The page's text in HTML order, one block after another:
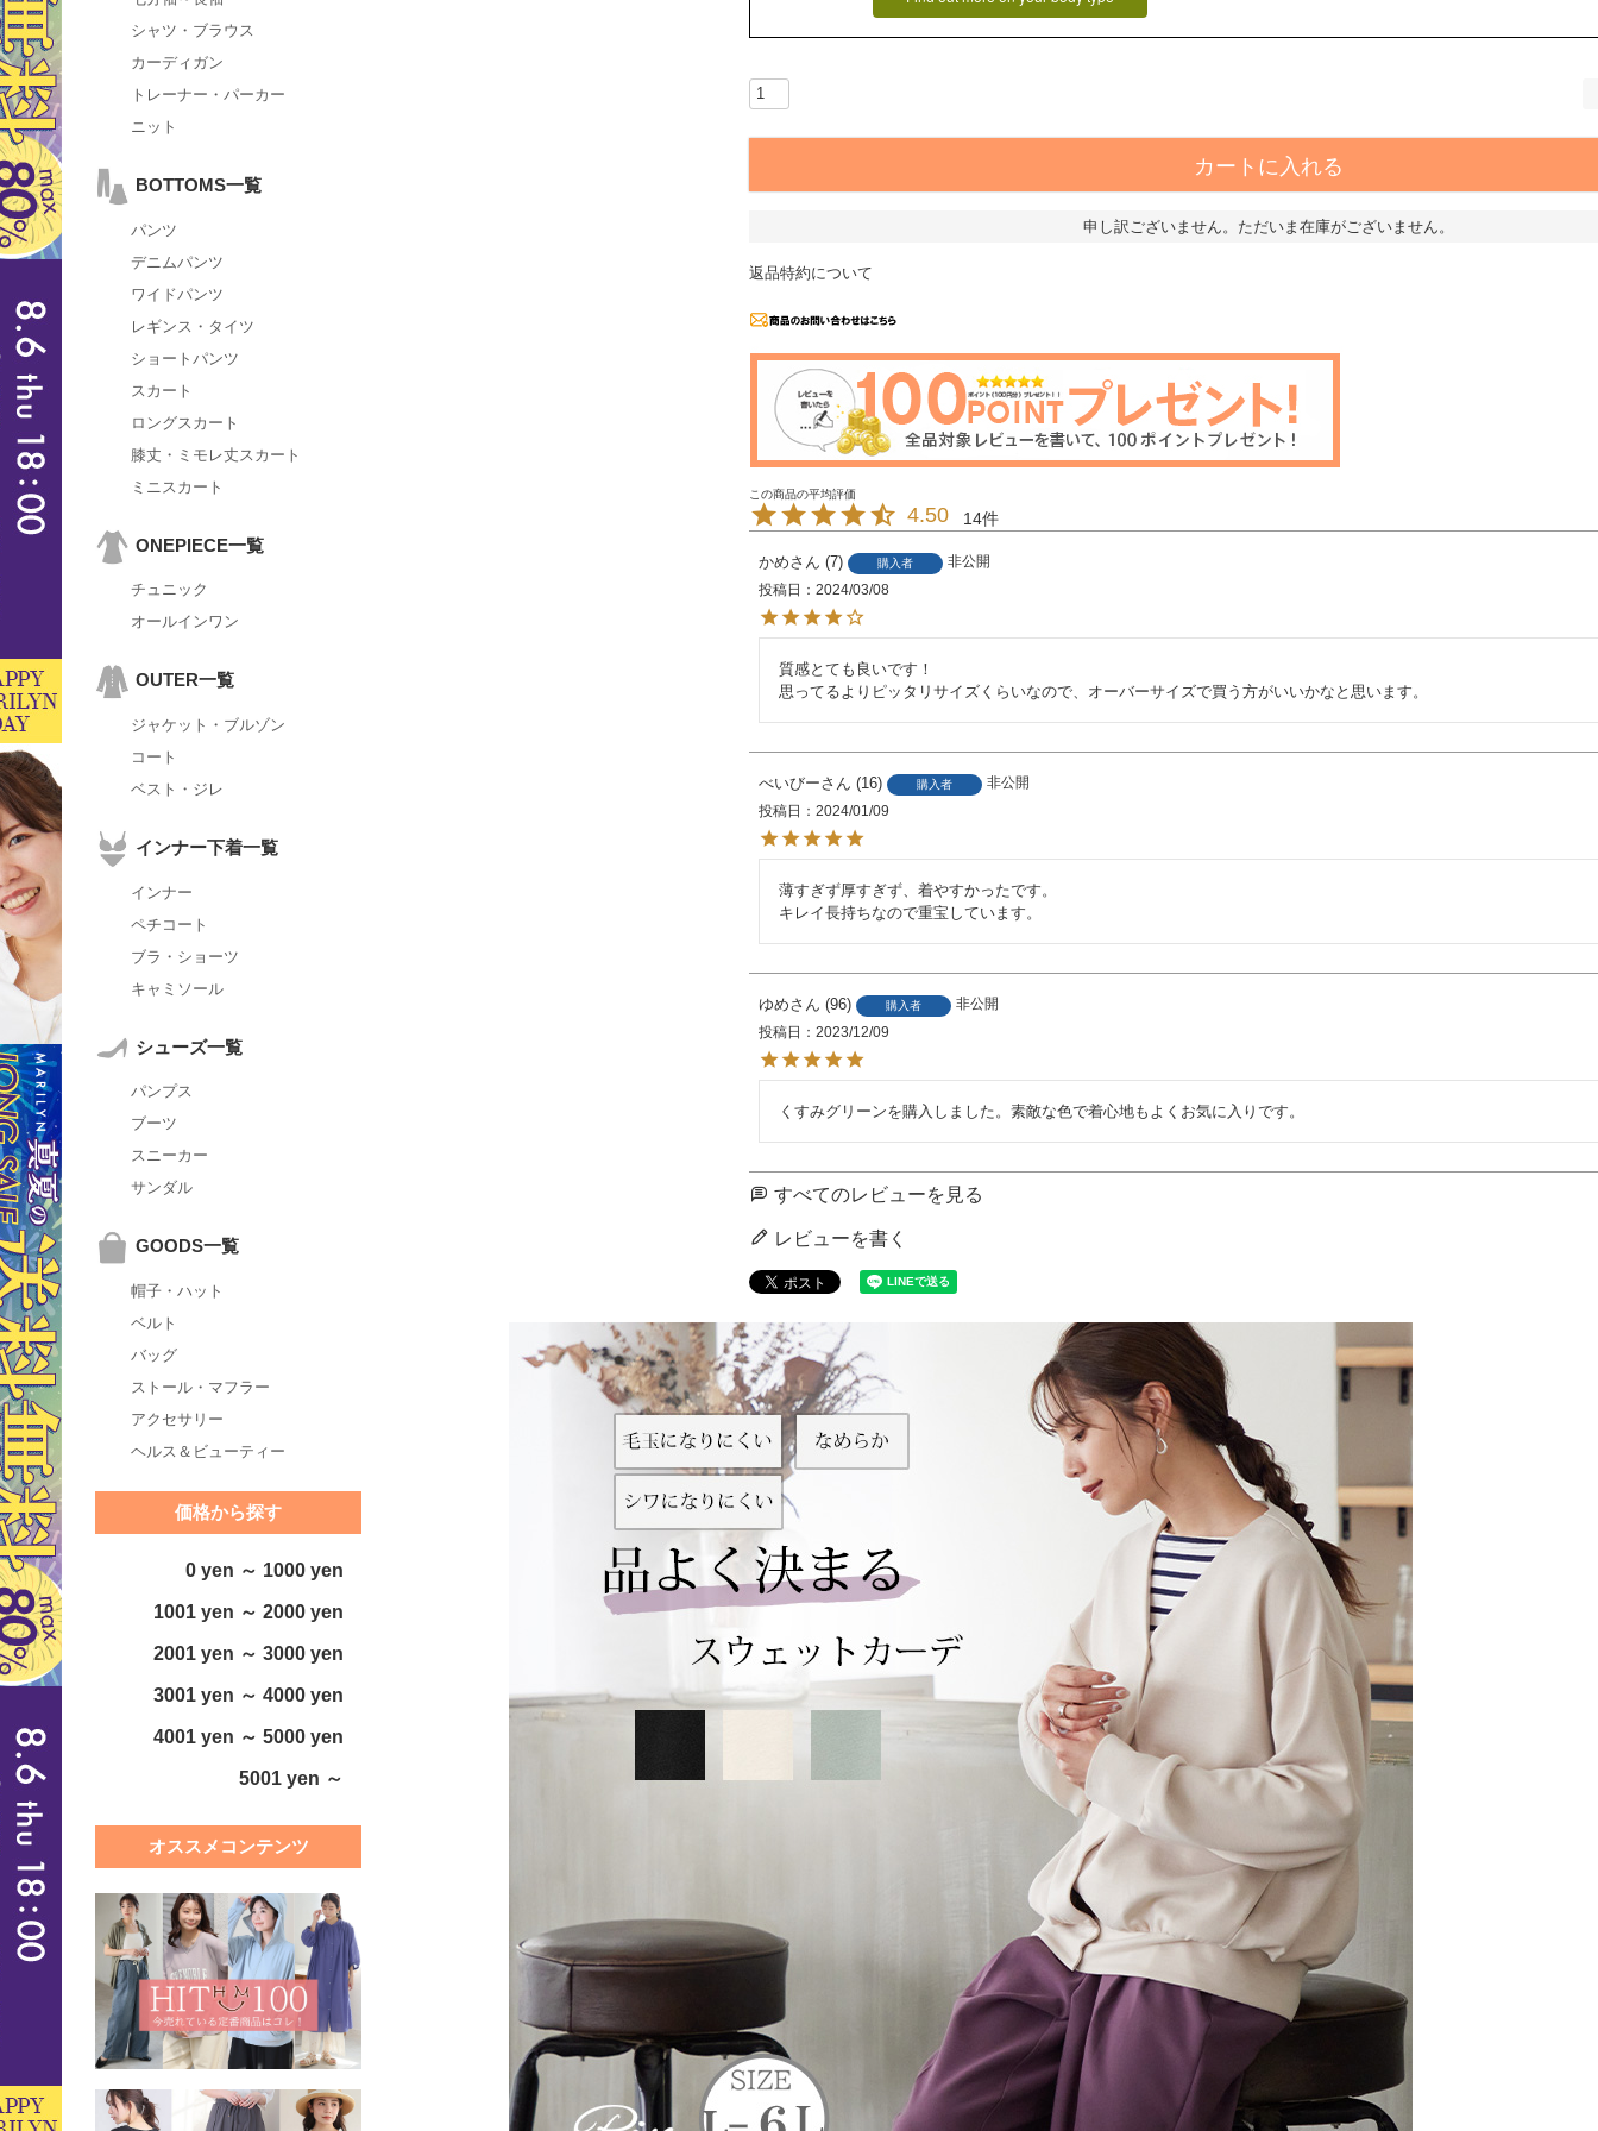
シャツ・ブラウス
カーディガン
トレーナー・パーカー
ニット
BOTTOMS一覧
パンツ
デニムパンツ
ワイドパンツ
レギンス・タイツ
ショートパンツ
スカート
ロングスカート
膝丈・ミモレ丈スカート
ミニスカート
ONEPIECE一覧
チュニック
オールインワン
OUTER一覧
ジャケット・ブルゾン
コート
ベスト・ジレ
インナー下着一覧
インナー
ペチコート
ブラ・ショーツ
キャミソール
シューズ一覧
パンプス
ブーツ
スニーカー
サンダル
GOODS一覧
帽子・ハット
ベルト
バッグ
ストール・マフラー
アクセサリー
ヘルス＆ビューティー
価格から探す
0 yen ～ 1000 yen
1001 yen ～ 2000 yen
2001 yen ～ 3000 yen
3001 yen ～ 4000 yen
4001 yen ～ 5000 yen
5001 yen ～
オススメコンテンツ
カートに入れる
申し訳ございません。ただいま在庫がございません。
返品特約について
4.50 14
かめ 7 購入者
非公開
投稿日
2024/03/08
質感とても良いです！
思ってるよりピッタリサイズくらいなので、オーバーサイズで買う方がいいかなと思います。
べいびー 16 購入者
非公開
投稿日
2024/01/09
薄すぎず厚すぎず、着やすかったです。
キレイ長持ちなので重宝しています。
ゆめ 96 購入者
非公開
投稿日
2023/12/09
くすみグリーンを購入しました。素敵な色で着心地もよくお気に入りです。
すべてのレビューを見る
レビューを書く